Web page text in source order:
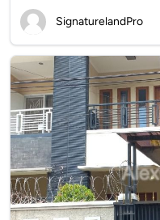
SignaturelandPro